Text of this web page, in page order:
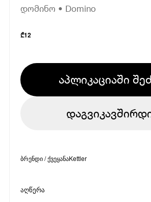
დომინო • Domino
₾12
აპლიკაციაში
ბრენდი / ქვეყანაKettler
აღწერა